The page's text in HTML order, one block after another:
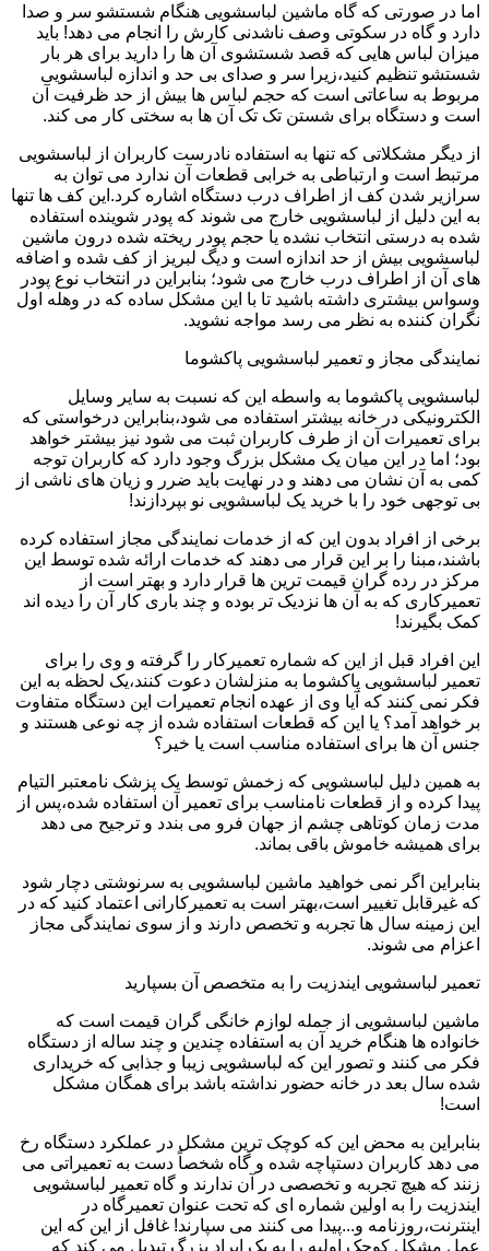
اما در صورتی که گاه ماشین لباسشویی هنگام شستشو سر و صدا
دارد و گاه در سکوتی وصف ناشدنی کارش را انجام می دهد! باید
میزان لباس هایی که قصد شستشوی آن ها را دارید برای هر بار
شستشو تنظیم کنید،زیرا سر و صدای بی حد و اندازه لباسشویی
مربوط به ساعاتی است که حجم لباس ها بیش از حد ظرفیت آن
است و دستگاه برای شستن تک تک آن ها به سختی کار می کند.
از دیگر مشکلاتی که تنها به استفاده نادرست کاربران از لباسشویی
مرتبط است و ارتباطی به خرابی قطعات آن ندارد می توان به
سرازیر شدن کف از اطراف درب دستگاه اشاره کرد.این کف ها تنها
به این دلیل از لباسشویی خارج می شوند که پودر شوینده استفاده
شده به درستی انتخاب نشده یا حجم پودر ریخته شده درون ماشین
لباسشویی بیش از حد اندازه است و دیگ لبریز از کف شده و اضافه
های آن از اطراف درب خارج می شود؛ بنابراین در انتخاب نوع پودر
وسواس بیشتری داشته باشید تا با این مشکل ساده که در وهله اول
نگران کننده به نظر می رسد مواجه نشوید.
نمایندگی مجاز و تعمیر لباسشویی پاکشوما
لباسشویی پاکشوما به واسطه این که نسبت به سایر وسایل
الکترونیکی در خانه بیشتر استفاده می شود،بنابراین درخواستی که
برای تعمیرات آن از طرف کاربران ثبت می شود نیز بیشتر خواهد
بود؛ اما در این میان یک مشکل بزرگ وجود دارد که کاربران توجه
کمی به آن نشان می دهند و در نهایت باید ضرر و زیان های ناشی از
بی توجهی خود را با خرید یک لباسشویی نو بپردازند!
برخی از افراد بدون این که از خدمات نمایندگی مجاز استفاده کرده
باشند،مبنا را بر این قرار می دهند که خدمات ارائه شده توسط این
مرکز در رده گران قیمت ترین ها قرار دارد و بهتر است از
تعمیرکاری که به آن ها نزدیک تر بوده و چند باری کار آن را دیده اند
کمک بگیرند!
این افراد قبل از این که شماره تعمیرکار را گرفته و وی را برای
تعمیر لباسشویی پاکشوما به منزلشان دعوت کنند،یک لحظه به این
فکر نمی کنند که آیا وی از عهده انجام تعمیرات این دستگاه متفاوت
بر خواهد آمد؟ یا این که قطعات استفاده شده از چه نوعی هستند و
جنس آن ها برای استفاده مناسب است یا خیر؟
به همین دلیل لباسشویی که زخمش توسط یک پزشک نامعتبر التیام
پیدا کرده و از قطعات نامناسب برای تعمیر آن استفاده شده،پس از
مدت زمان کوتاهی چشم از جهان فرو می بندد و ترجیح می دهد
برای همیشه خاموش باقی بماند.
بنابراین اگر نمی خواهید ماشین لباسشویی به سرنوشتی دچار شود
که غیرقابل تغییر است،بهتر است به تعمیرکارانی اعتماد کنید که در
این زمینه سال ها تجربه و تخصص دارند و از سوی نمایندگی مجاز
اعزام می شوند.
تعمیر لباسشویی ایندزیت را به متخصص آن بسپارید
ماشین لباسشویی از جمله لوازم خانگی گران قیمت است که
خانواده ها هنگام خرید آن به استفاده چندین و چند ساله از دستگاه
فکر می کنند و تصور این که لباسشویی زیبا و جذابی که خریداری
شده سال بعد در خانه حضور نداشته باشد برای همگان مشکل
است!
بنابراین به محض این که کوچک ترین مشکل در عملکرد دستگاه رخ
می دهد کاربران دستپاچه شده و گاه شخصاً دست به تعمیراتی می
زنند که هیچ تجربه و تخصصی در آن ندارند و گاه تعمیر لباسشویی
ایندزیت را به اولین شماره ای که تحت عنوان تعمیرگاه در
اینترنت،روزنامه و...پیدا می کنند می سپارند! غافل از این که این
عمل مشکل کوچک اولیه را به یک ایراد بزرگ تبدیل می کند که